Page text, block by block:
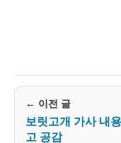
← 이전 글
보릿고개 가사 내
고 공감